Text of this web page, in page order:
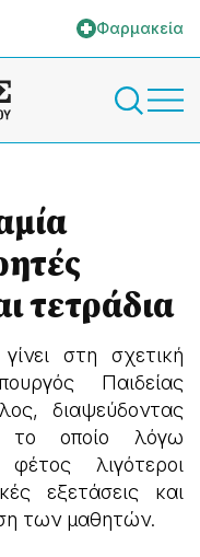
Φαρμακεία
τετράδια
στη σχετική
Παιδείας
διαψεύδοντας
το οποίο λόγω
λιγότεροι
εξετάσεις και
των μαθητών.